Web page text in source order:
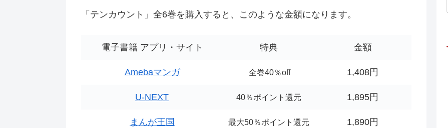
「テンカウント」全6巻を購入すると、このような金額になります。
電子書籍 アプリ・サイト 特典 金額
Amebaマンガ 全巻40％off 1,408円
U-NEXT 40％ポイント還元 1,895円
まんが王国 最大50％ポイント還元 1,890円